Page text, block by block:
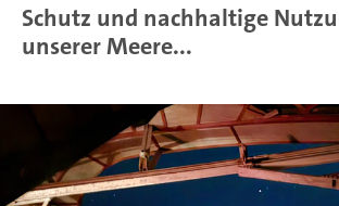
Schutz und nachhaltige
unserer Meere...